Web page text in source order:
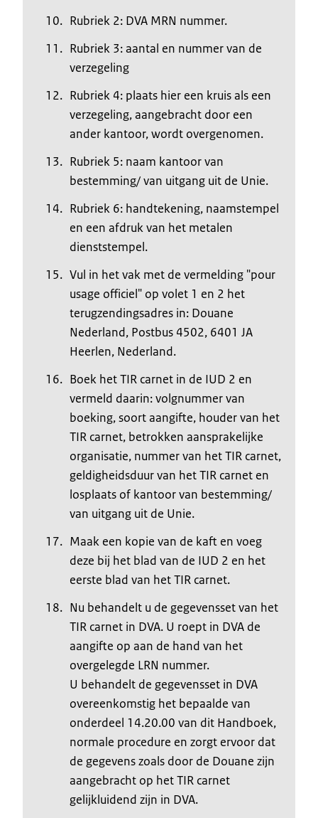
Rubriek 2: DVA MRN nummer.
Rubriek 3: aantal en nummer van de
verzegeling
Rubriek 4: plaats hier een kruis als een
verzegeling, aangebracht door een
ander kantoor, wordt overgenomen.
Rubriek 5: naam kantoor van
bestemming/ van uitgang uit de Unie.
Rubriek 6: handtekening, naamstempel
en een afdruk van het metalen
dienststempel.
Vul in het vak met de vermelding "pour
usage officiel" op volet 1 en 2 het
terugzendingsadres in: Douane
Nederland, Postbus 4502, 6401 JA
Heerlen, Nederland.
Boek het TIR carnet in de IUD 2 en
vermeld daarin: volgnummer van
boeking, soort aangifte, houder van het
TIR carnet, betrokken aansprakelijke
organisatie, nummer van het TIR carnet,
geldigheidsduur van het TIR carnet en
losplaats of kantoor van bestemming/
van uitgang uit de Unie.
Maak een kopie van de kaft en voeg
deze bij het blad van de IUD 2 en het
eerste blad van het TIR carnet.
Nu behandelt u de gegevensset van het
TIR carnet in DVA. U roept in DVA de
aangifte op aan de hand van het
overgelegde LRN nummer.
U behandelt de gegevensset in DVA
overeenkomstig het bepaalde van
onderdeel 14.20.00 van dit Handboek,
normale procedure en zorgt ervoor dat
de gegevens zoals door de Douane zijn
aangebracht op het TIR carnet
gelijkluidend zijn in DVA.